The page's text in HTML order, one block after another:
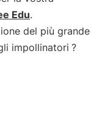
Edu.
del più grande
impollinatori ?